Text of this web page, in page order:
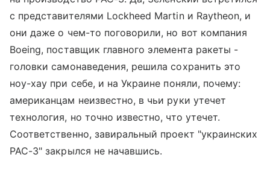
с представителями Lockheed Martin и Raytheon, и
они даже о чем-то поговорили, но вот компания
Boeing, поставщик главного элемента ракеты -
головки самонаведения, решила сохранить это
ноу-хау при себе, и на Украине поняли, почему:
американцам неизвестно, в чьи руки утечет
технология, но точно известно, что утечет.
Соответственно, завиральный проект "украинских
PAC-3" закрылся не начавшись.